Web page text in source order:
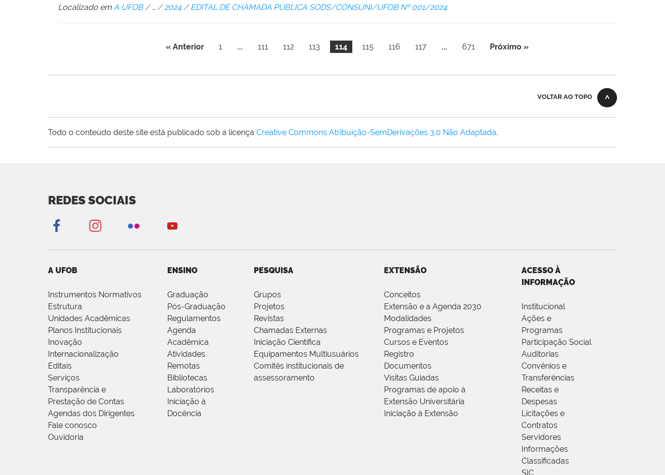
Localizado em A UFOB /…/2024 /EDITAL DE CHAMADA PÚBLICA SODS/CONSUNI/UFOB Nº 001/2024
« Anterior 1 ... 111 112 113 114 115 116 117 ... 671 Próximo »
VOLTAR AO TOPO
Todo o conteúdo deste site está publicado sob a licença Creative Commons Atribuição-SemDerivações 3.0 Não Adaptada.
REDES SOCIAIS
A UFOB
Instrumentos Normativos
Estrutura
Unidades Acadêmicas
Planos Institucionais
Inovação
Internacionalização
Editais
Serviços
Transparência e
Prestação de Contas
Agendas dos Dirigentes
Fale conosco
Ouvidoria
ENSINO
Graduação
Pós-Graduação
Regulamentos
Agenda
Acadêmica
Atividades
Remotas
Bibliotecas
Laboratórios
Iniciação à
Docência
PESQUISA
Grupos
Projetos
Revistas
Chamadas Externas
Iniciação Científica
Equipamentos Multiusuários
Comitês institucionais de
assessoramento
EXTENSÃO
Conceitos
Extensão e a Agenda 2030
Modalidades
Programas e Projetos
Cursos e Eventos
Registro
Documentos
Visitas Guiadas
Programas de apoio à
Extensão Universitária
Iniciação à Extensão
ACESSO À
INFORMAÇÃO
Institucional
Ações e
Programas
Participação Social
Auditorias
Convênios e
Transferências
Receitas e
Despesas
Licitações e
Contratos
Servidores
Informações
Classificadas
SIC